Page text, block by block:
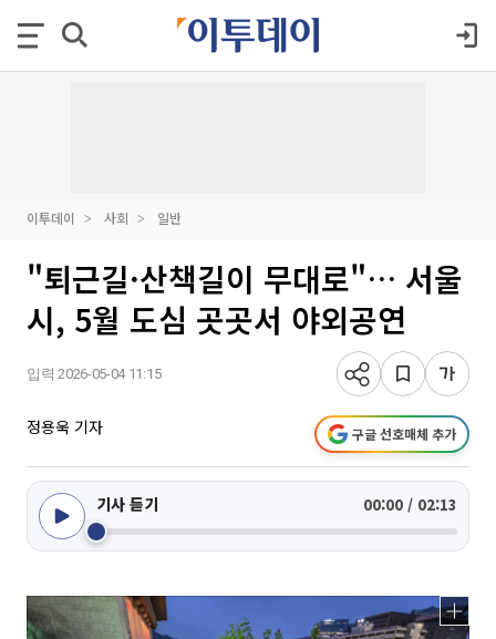
이투데이 사회 일반
"퇴근길·산책길이 무대로"… 서울
시, 5월 도심 곳곳서 야외공연
입력 2026-05-04 11:15
정용욱 기자 구글 선호매체 추가
기사 듣기 00:00 / 02:13